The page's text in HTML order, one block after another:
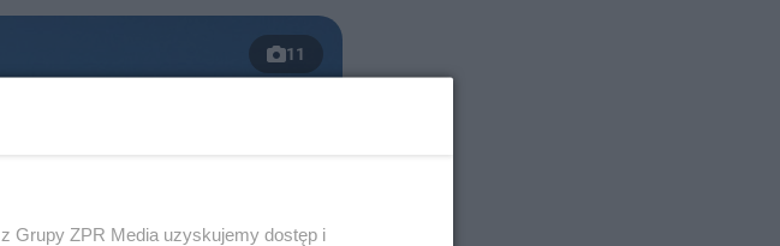
11
Grupy ZPR Media uzyskujemy dostęp i